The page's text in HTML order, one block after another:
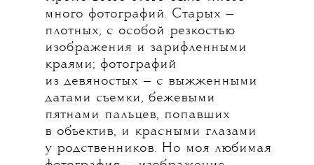
много фотографий. Старых —
плотных, с особой резкостью
изображения и зарифленными
краями; фотографий
из девяностых — с выжженными
датами съемки, бежевыми
пятнами пальцев, попавших
в объектив, и красными глазами
у родственников. Но моя любимая